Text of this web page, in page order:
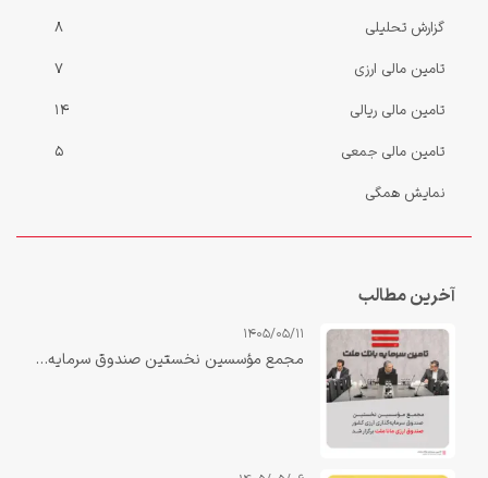
گزارش‌ تحلیلی
8
تامین مالی ارزی
7
تامین مالی ریالی
14
تامین مالی جمعی
5
نمایش همگی
آخرین مطالب
1405/05/11
مجمع مؤسسین نخستین صندوق سرمایه‌گذاری ارزی کشور «صندوق ارزی مانا ملت» برگزار شد.